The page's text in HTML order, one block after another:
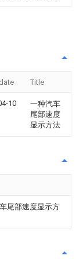
Title
10
一种汽车
尾部速度
显示方法
尾部速度显示方